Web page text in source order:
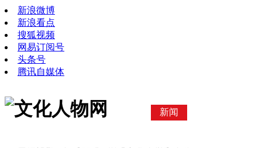
新浪微博
新浪看点
搜狐视频
网易订阅号
头条号
腾讯自媒体
新闻